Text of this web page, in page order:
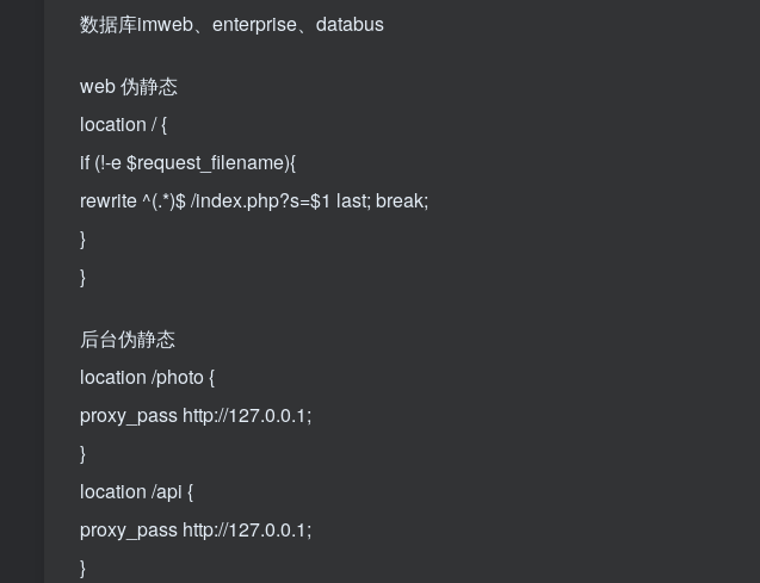
数据库imweb、enterprise、databus
web 伪静态
location / {
if (!-e $request_filename){
rewrite ^(.*)$ /index.php?s=$1 last; break;
}
}
后台伪静态
location /photo {
proxy_pass http://127.0.0.1;
}
location /api {
proxy_pass http://127.0.0.1;
}